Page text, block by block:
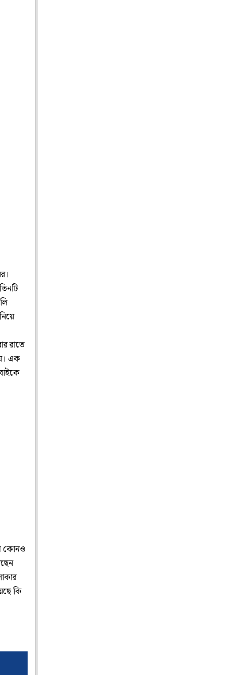
রাতে
এক
কোনও
কি